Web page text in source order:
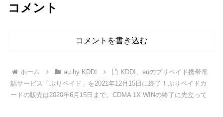
コメント
コメントを書き込む
ホーム au by KDDI
KDDI、auのプリペイド携帯電
話サービス「ぷりペイド」を2021年12月15日に終了！ぷりペイドカ
ードの販売は2020年6月15日まで。CDMA 1X WINの終了に先立って